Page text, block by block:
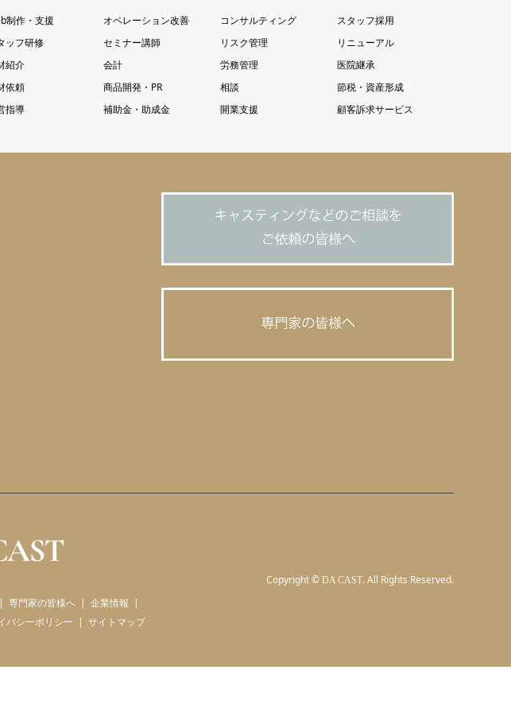
制作・支援 オペレーション改善 コンサルティング
スタッフ採用
ッフ研修
セミナー講師 リスク管理
リニューアル
紹介
会計 労務管理
医院継承
依頼
商品開発・PR 相談
節税・資産形成
指導
補助金・助成金 開業支援 顧客訴求サービス
専門家の皆様へ
企業情報
バシーポリシー サイトマップ
Copyright© DA CAST. All Rights Reserved.